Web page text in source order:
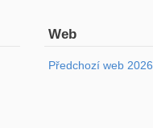
Web
Předchozí web 2026